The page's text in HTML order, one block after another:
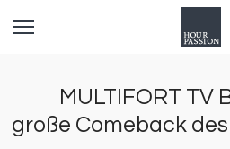
zum
MULTIFORT TV
große Comeback